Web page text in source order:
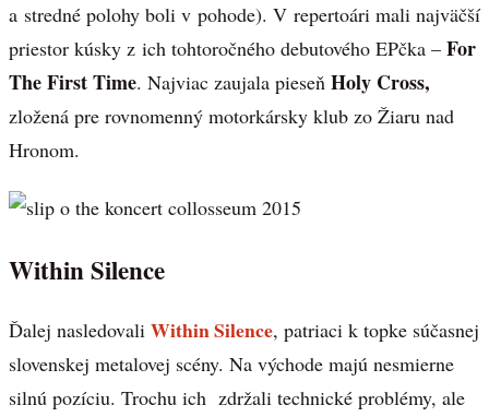
a stredné polohy boli v pohode). V repertoári mali najväčší
priestor kúsky z ich tohtoročného debutového EPčka – For
The First Time. Najviac zaujala pieseň Holy Cross,
zložená pre rovnomenný motorkársky klub zo Žiaru nad
Hronom.
Within Silence
Ďalej nasledovali Within Silence, patriaci k topke súčasnej
slovenskej metalovej scény. Na východe majú nesmierne
silnú pozíciu. Trochu ich zdržali technické problémy, ale